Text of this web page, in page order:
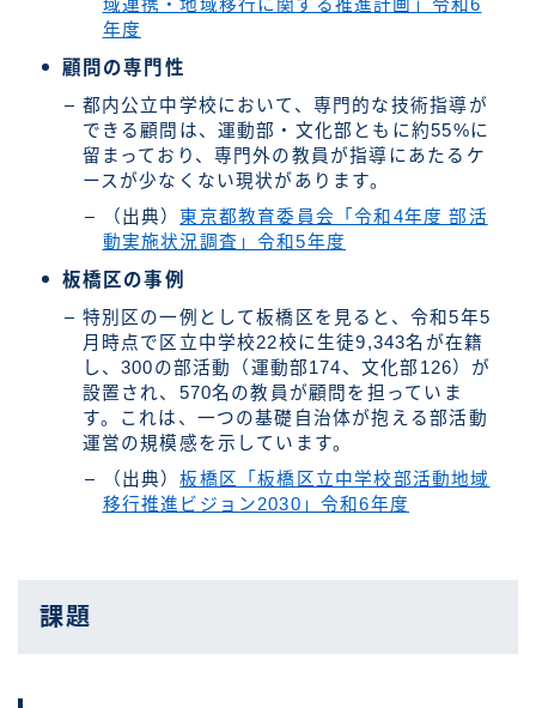
域連携・地域移行に関する推進計画」令和6
年度
顧問の専門性
都内公立中学校において、専門的な技術指導が
できる顧問は、運動部・文化部ともに約55%に
留まっており、専門外の教員が指導にあたるケ
ースが少なくない現状があります。
（出典） 東京都教育委員会「令和4年度 部活
動実施状況調査」令和5年度
板橋区の事例
特別区の一例として板橋区を見ると、令和5年5
月時点で区立中学校22校に生徒9,343名が在籍
し、300の部活動（運動部174、文化部126）が
設置され、570名の教員が顧問を担っていま
す。これは、一つの基礎自治体が抱える部活動
運営の規模感を示しています。
（出典）板橋区「板橋区立中学校部活動地域
移行推進ビジョン2030」令和6年度
課題